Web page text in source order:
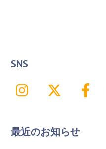
SNS
Instagram
最近のお知らせ